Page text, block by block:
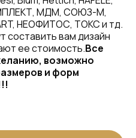
МДМ, СОЮЗ-М,
ART, НЕОФИТОС, ТОКС и тд.
составить вам дизайн
ее стоимость.Все
возможно
и форм